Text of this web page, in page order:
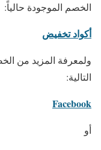
الخصم الموجودة حالياً:
أكواد تخفيض
ولمعرفة المزيد من
التالية:
Facebook
أو